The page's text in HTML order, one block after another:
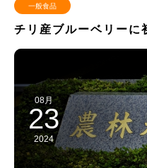
一般食品
チリ産ブルーベリー
08月
23
2024